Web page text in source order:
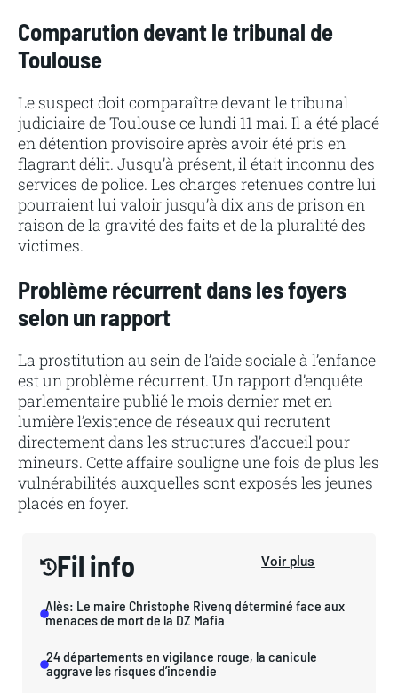
Comparution devant le tribunal de
Toulouse
Le suspect doit comparaître devant le tribunal
judiciaire de Toulouse ce lundi 11 mai. Il a été placé
en détention provisoire après avoir été pris en
flagrant délit. Jusqu’à présent, il était inconnu des
services de police. Les charges retenues contre lui
pourraient lui valoir jusqu’à dix ans de prison en
raison de la gravité des faits et de la pluralité des
victimes.
Problème récurrent dans les foyers
selon un rapport
La prostitution au sein de l’aide sociale à l’enfance
est un problème récurrent. Un rapport d’enquête
parlementaire publié le mois dernier met en
lumière l’existence de réseaux qui recrutent
directement dans les structures d’accueil pour
mineurs. Cette affaire souligne une fois de plus les
vulnérabilités auxquelles sont exposés les jeunes
placés en foyer.
Fil info Voir plus
Alès: Le maire Christophe Rivenq déterminé face aux
menaces de mort de la DZ Mafia
24 départements en vigilance rouge, la canicule
aggrave les risques d’incendie